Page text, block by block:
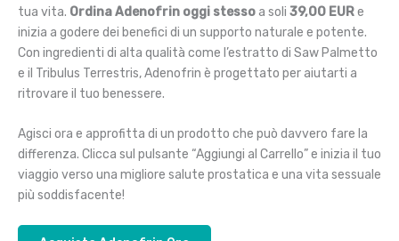
tua vita. Ordina Adenofrin oggi stesso a soli 39,00 EURe
inizia a godere dei benefici di un supporto naturale e potente.
Con ingredienti di alta qualità come l’estratto di Saw Palmetto
e il Tribulus Terrestris, Adenofrin è progettato per aiutarti a
ritrovare il tuo benessere.
Agisci ora e approfitta di un prodotto che può davvero fare la
differenza. Clicca sul pulsante “Aggiungi al Carrello” e inizia il tuo
viaggio verso una migliore salute prostatica e una vita sessuale
più soddisfacente!